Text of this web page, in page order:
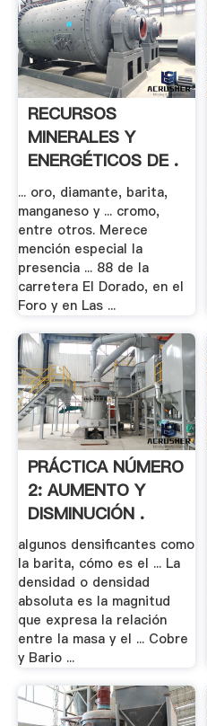
RECURSOS
MINERALES Y
ENERGÉTICOS DE .
... oro, diamante, barita,
manganeso y ... cromo,
entre otros. Merece
mención especial la
presencia ... 88 de la
carretera El Dorado, en el
Foro y en Las ...
PRÁCTICA NÚMERO
2: AUMENTO Y
DISMINUCIÓN .
algunos densificantes como
la barita, cómo es el ... La
densidad o densidad
absoluta es la magnitud
que expresa la relación
entre la masa y el ... Cobre
y Bario ...